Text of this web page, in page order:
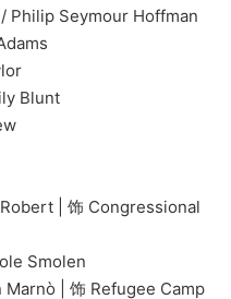
Seymour Hoffman
Blunt
| 饰 Congressional
| 饰 Refugee Camp